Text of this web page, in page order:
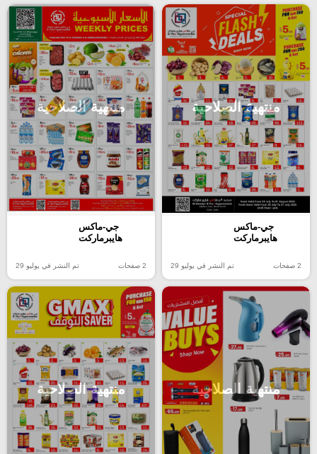
منتهية الصلاحية
جي-ماكس
هايبرماركت
2 صفحات تم النشر في يوليو 29
منتهية الصلاحية
جي-ماكس
هايبرماركت
2 صفحات تم النشر في يوليو 29
منتهية الصلاحية منتهية الصلاحية